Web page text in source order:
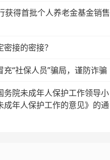
获得首批个人养老金基金销售
接的密接？
充“社保人员”骗局，谨防诈骗
务院未成年人保护工作领导小
成年人保护工作的意见》的通